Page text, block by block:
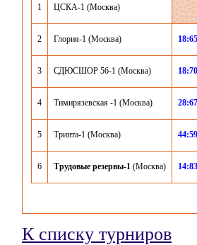
1 ЦСКА-1 (Москва)
2 Глория-1 (Москва) 18:65
3 СДЮСШОР 56-1 (Москва) 18:70
4 Тимирязевская -1 (Москва) 28:67
5 Тринта-1 (Москва) 44:59
6 Трудовые резервы-1 (Москва) 14:83
К списку турниров